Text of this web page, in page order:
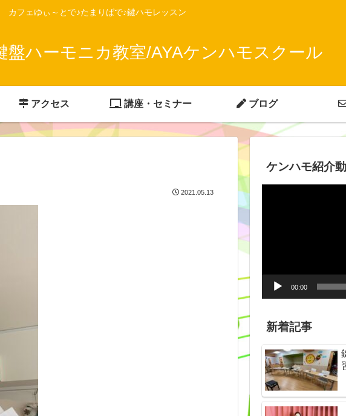
カフェゆぃ～とで♪たまりばで♪鍵ハモレッスン
盤ハーモニカ教室/AYAケンハモスクール
アクセス 講座・セミナー ブログ
2021.05.13
ケンハモ紹介
ヤ
00:00
新着記事